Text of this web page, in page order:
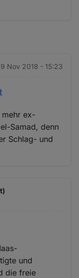
Nov 2018 - 15:23
mehr ex-
Samad, denn
Schlag- und
und
die freie